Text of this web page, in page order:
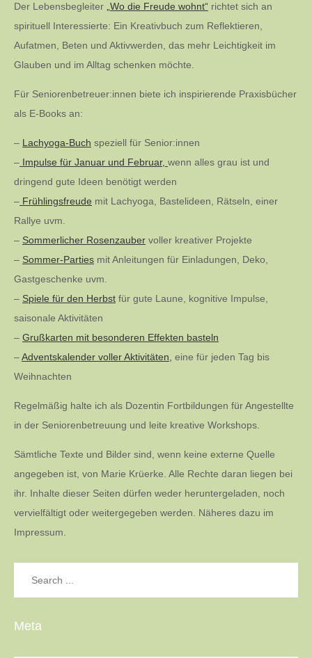
Der Lebensbegleiter „Wo die Freude wohnt“ richtet sich an
spirituell Interessierte: Ein Kreativbuch zum Reflektieren,
Aufatmen, Beten und Aktivwerden, das mehr Leichtigkeit im
Glauben und im Alltag schenken möchte.
Für Seniorenbetreuer:innen biete ich inspirierende Praxisbücher
als E-Books an:
– Lachyoga-Buch speziell für Senior:innen
– Impulse für Januar und Februar, wenn alles grau ist und
dringend gute Ideen benötigt werden
– Frühlingsfreude mit Lachyoga, Bastelideen, Rätseln, einer
Rallye uvm.
– Sommerlicher Rosenzauber voller kreativer Projekte
– Sommer-Parties mit Anleitungen für Einladungen, Deko,
Gastgeschenke uvm.
– Spiele für den Herbst für gute Laune, kognitive Impulse,
saisonale Aktivitäten
– Grußkarten mit besonderen Effekten basteln
–Adventskalender voller Aktivitäten, eine für jeden Tag bis
Weihnachten
Regelmäßig halte ich als Dozentin Fortbildungen für Angestellte
in der Seniorenbetreuung und leite kreative Workshops.
Sämtliche Texte und Bilder sind, wenn keine externe Quelle
angegeben ist, von Marie Krüerke. Alle Rechte daran liegen bei
ihr. Inhalte dieser Seiten dürfen weder heruntergeladen, noch
vervielfältigt oder weitergegeben werden. Näheres dazu im
Impressum.
Meta